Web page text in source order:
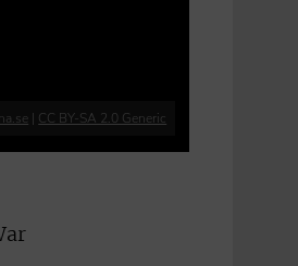
| CC BY-SA 2.0 Generic